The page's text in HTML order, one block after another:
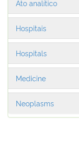
Ato analítico
Hospitais
Hospitals
Medicine
Neoplasms